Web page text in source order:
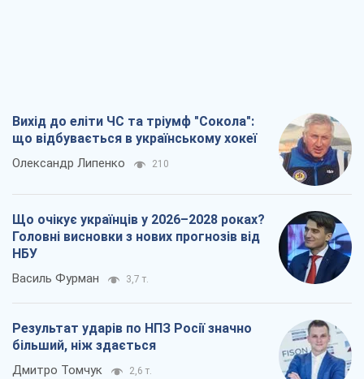
Вихід до еліти ЧС та тріумф "Сокола":
що відбувається в українському хокеї
Олександр Липенко 210
Що очікує українців у 2026–2028 роках?
Головні висновки з нових прогнозів від
НБУ
Василь Фурман 3,7 т.
Результат ударів по НПЗ Росії значно
більший, ніж здається
Дмитро Томчук 2,6 т.